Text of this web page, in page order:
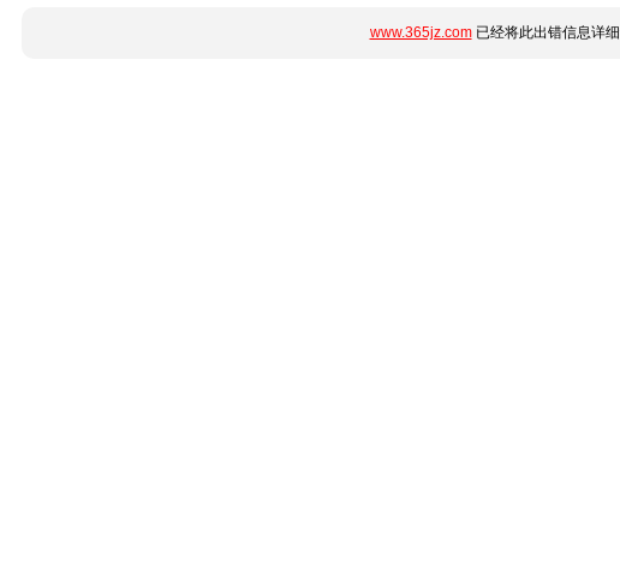
www.365jz.com已经将此出错信息详